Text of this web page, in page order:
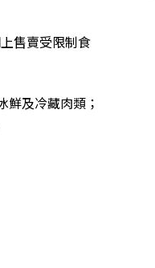
售賣受限制食
鮮及冷藏肉類；